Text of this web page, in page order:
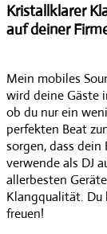
Kristallklarer
auf deiner
Mein mobiles
wird deine Gäste
ob du nur ein
perfekten Beat
sorgen, dass
verwende als DJ
allerbesten
Klangqualität. Du
freuen!